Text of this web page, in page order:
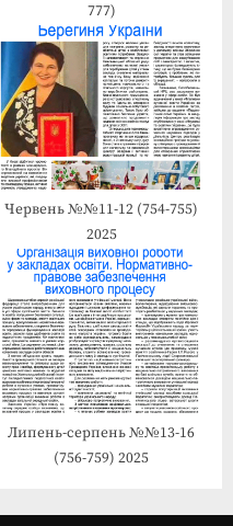
777)
Червень №№11-12 (754-755)
2025
Липень-серпень №№13-16
(756-759) 2025